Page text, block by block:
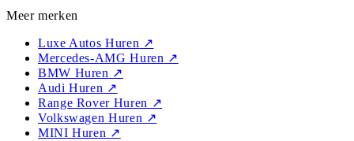
Meer merken
Luxe Autos Huren ↗
Mercedes-AMG Huren ↗
BMW Huren ↗
Audi Huren ↗
Range Rover Huren ↗
Volkswagen Huren ↗
MINI Huren ↗